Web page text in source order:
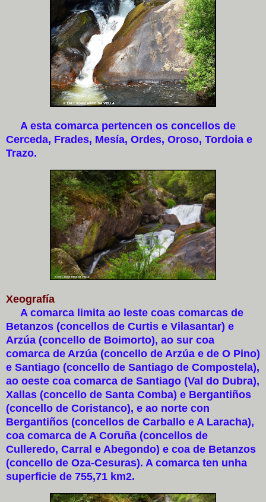
A esta comarca pertencen os concellos de
Cerceda, Frades, Mesía, Ordes, Oroso, Tordoia e
Trazo.
Xeografía
A comarca limita ao leste coas comarcas de
Betanzos (concellos de Curtis e Vilasantar) e
Arzúa (concello de Boimorto), ao sur coa
comarca de Arzúa (concello de Arzúa e de O Pino)
e Santiago (concello de Santiago de Compostela),
ao oeste coa comarca de Santiago (Val do Dubra),
Xallas (concello de Santa Comba) e Bergantiños
(concello de Coristanco), e ao norte con
Bergantiños (concellos de Carballo e A Laracha),
coa comarca de A Coruña (concellos de
Culleredo, Carral e Abegondo) e coa de Betanzos
(concello de Oza-Cesuras). A comarca ten unha
superficie de 755,71 km2.